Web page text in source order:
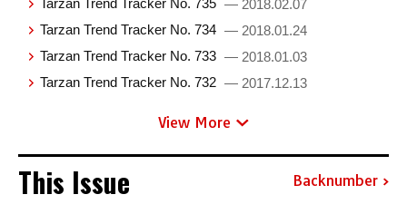
Tarzan Trend Tracker No. 735 — 2018.02.07
Tarzan Trend Tracker No. 734 — 2018.01.24
Tarzan Trend Tracker No. 733 — 2018.01.03
Tarzan Trend Tracker No. 732 — 2017.12.13
View More
This Issue Backnumber